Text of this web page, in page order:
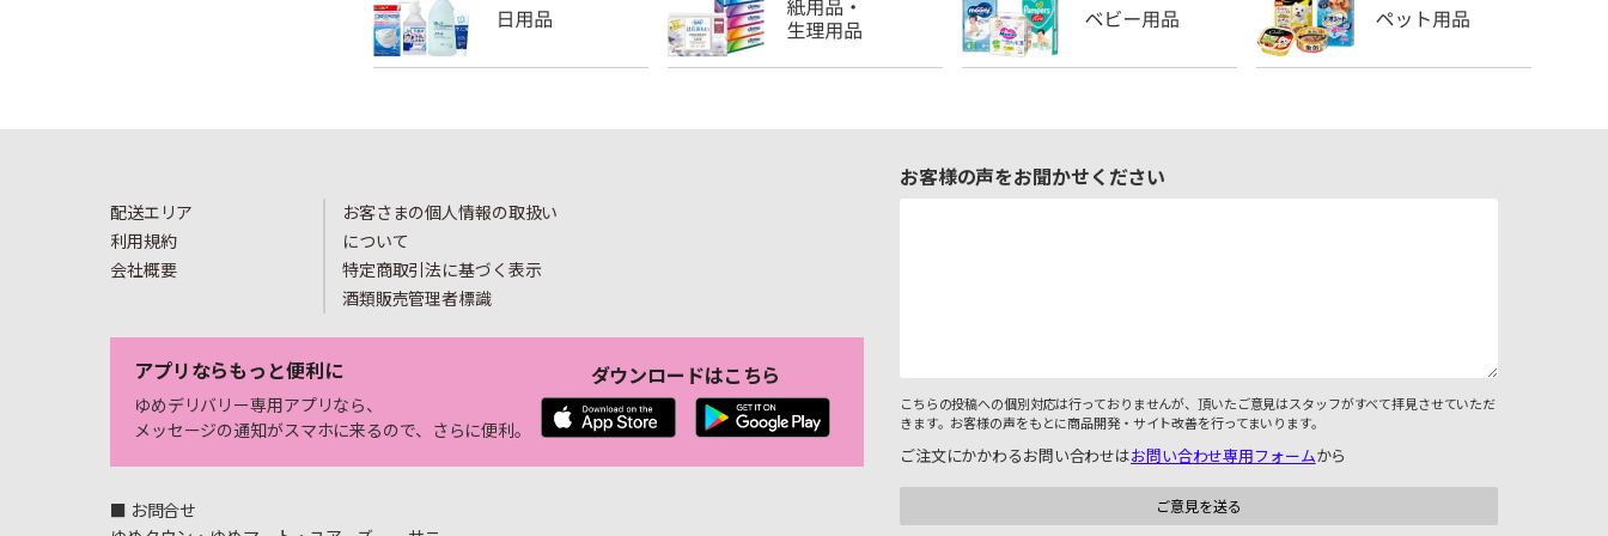
配送エリア
利用規約
会社概要
お客さまの個人情報の取扱い
について
特定商取引法に基づく表示
酒類販売管理者標識
アプリならもっと便利に
ゆめデリバリー専用アプリなら、
メッセージの通知がスマホに来るので、さらに便利。
ダウンロードはこちら
■ お問合せ
お客様の声をお聞かせください
こちらの投稿への個別対応は行っておりませんが、頂いたご意見はスタッフがすべて拝見させていただ
きます。お客様の声をもとに商品開発・サイト改善を行ってまいります。
ご注文にかかわるお問い合わせはお問い合わせ専用フォームから